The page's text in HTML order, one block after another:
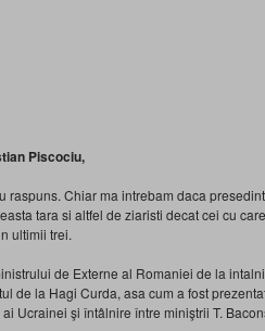
Piscociu,
raspuns. Chiar ma intrebam daca
tara si altfel de ziaristi decat cei cu
ultimii trei.
de Externe al Romaniei de la
de la Hagi Curda, asa cum a fost
Ucrainei şi întâlnire între miniştrii T.